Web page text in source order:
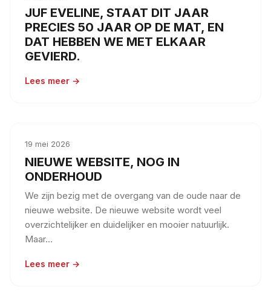
JUF EVELINE, STAAT DIT JAAR
PRECIES 50 JAAR OP DE MAT, EN
DAT HEBBEN WE MET ELKAAR
GEVIERD.
Lees meer →
19 mei 2026
NIEUWE WEBSITE, NOG IN
ONDERHOUD
We zijn bezig met de overgang van de oude naar de
nieuwe website. De nieuwe website wordt veel
overzichtelijker en duidelijker en mooier natuurlijk.
Maar…
Lees meer →